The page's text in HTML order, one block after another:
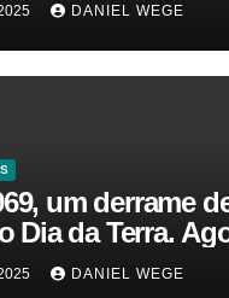
DANIEL WEGE
um derrame
Dia da Terra.
pode reabrir |
DANIEL WEGE